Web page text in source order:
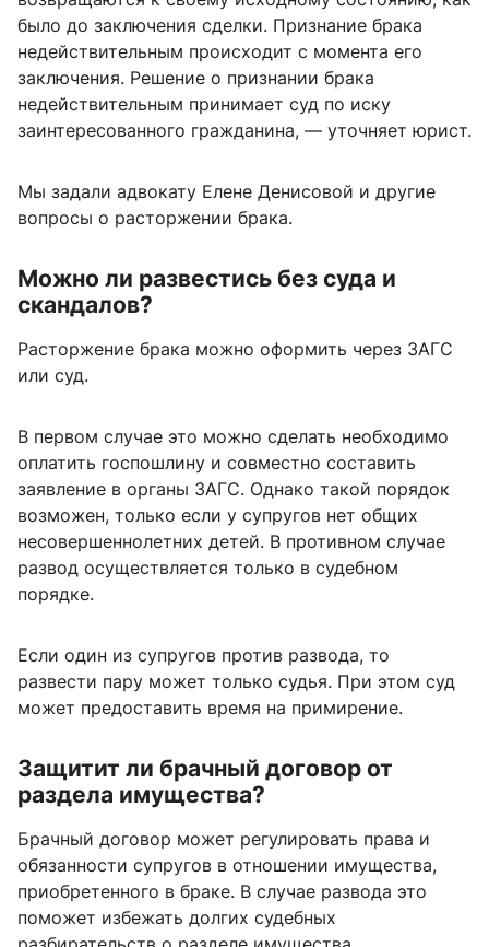
было до заключения сделки. Признание брака
недействительным происходит с момента его
заключения. Решение о признании брака
недействительным принимает суд по иску
заинтересованного гражданина, — уточняет юрист.
Мы задали адвокату Елене Денисовой и другие
вопросы о расторжении брака.
Можно ли развестись без суда и
скандалов?
Расторжение брака можно оформить через ЗАГС
или суд.
В первом случае это можно сделать необходимо
оплатить госпошлину и совместно составить
заявление в органы ЗАГС. Однако такой порядок
возможен, только если у супругов нет общих
несовершеннолетних детей. В противном случае
развод осуществляется только в судебном
порядке.
Если один из супругов против развода, то
развести пару может только судья. При этом суд
может предоставить время на примирение.
Защитит ли брачный договор от
раздела имущества?
Брачный договор может регулировать права и
обязанности супругов в отношении имущества,
приобретенного в браке. В случае развода это
поможет избежать долгих судебных